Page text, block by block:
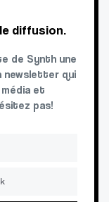
diffusion.
de Synth une
newsletter qui
et
pas!